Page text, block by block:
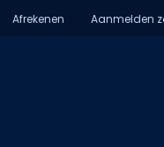
Afrekenen Aanmelden